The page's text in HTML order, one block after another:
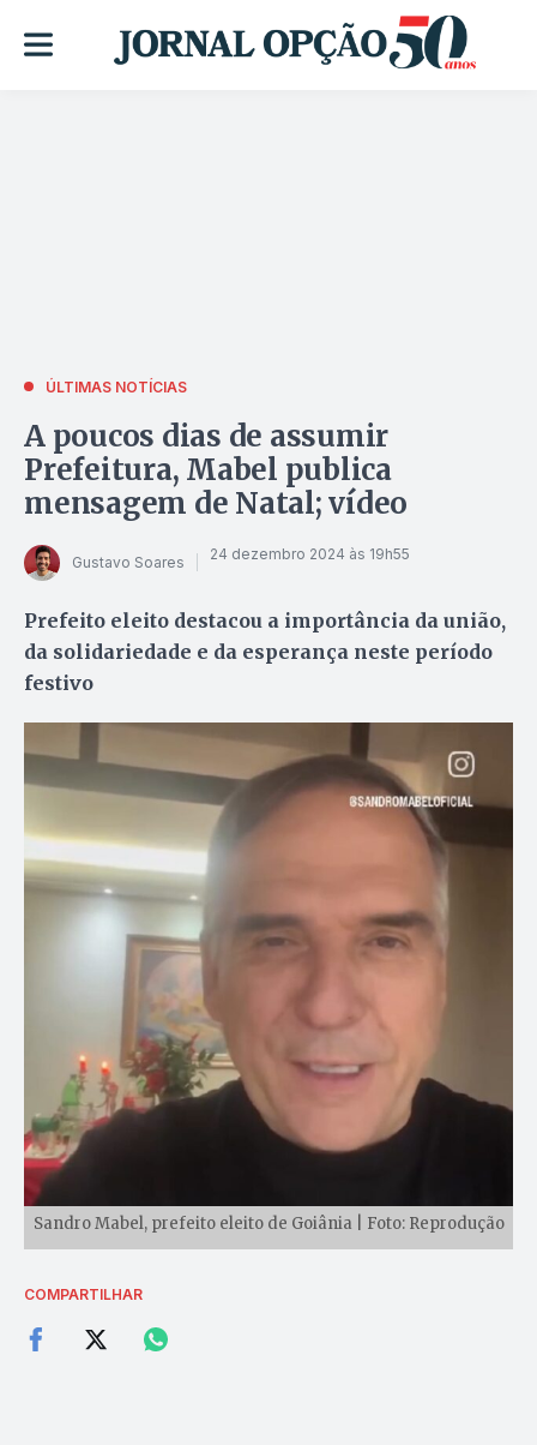
ÚLTIMAS NOTÍCIAS
A poucos dias de assumir
Prefeitura, Mabel publica
mensagem de Natal; vídeo
Gustavo Soares 24 dezembro 2024 às 19h55
Prefeito eleito destacou a importância da união,
da solidariedade e da esperança neste período
festivo
Sandro Mabel, prefeito eleito de Goiânia | Foto: Reprodução
COMPARTILHAR